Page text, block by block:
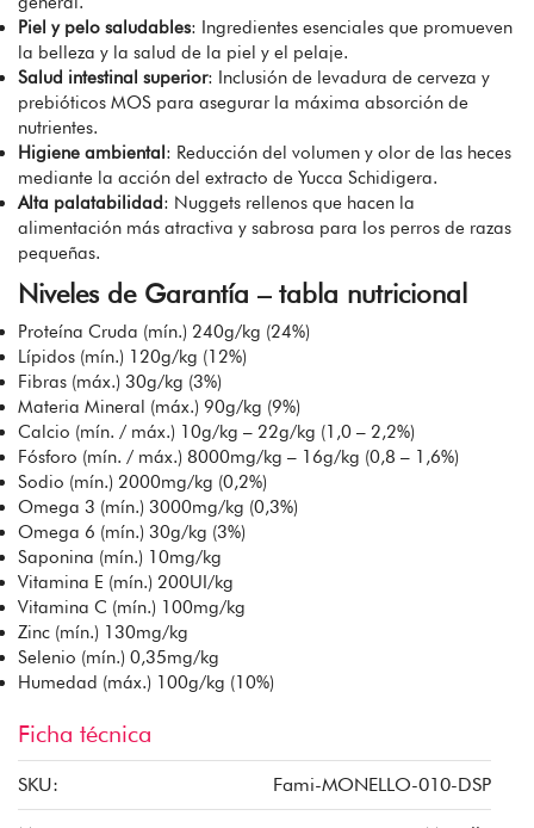
Piel y pelo saludables: Ingredientes esenciales que promueven
la belleza y la salud de la piel y el pelaje.
Salud intestinal superior: Inclusión de levadura de cerveza y
prebióticos MOS para asegurar la máxima absorción de
nutrientes.
Higiene ambiental: Reducción del volumen y olor de las heces
mediante la acción del extracto de Yucca Schidigera.
Alta palatabilidad: Nuggets rellenos que hacen la
alimentación más atractiva y sabrosa para los perros de razas
pequeñas.
Niveles de Garantía – tabla nutricional
Proteína Cruda (mín.) 240g/kg (24%)
Lípidos (mín.) 120g/kg (12%)
Fibras (máx.) 30g/kg (3%)
Materia Mineral (máx.) 90g/kg (9%)
Calcio (mín. / máx.) 10g/kg – 22g/kg (1,0 – 2,2%)
Fósforo (mín. / máx.) 8000mg/kg – 16g/kg (0,8 – 1,6%)
Sodio (mín.) 2000mg/kg (0,2%)
Omega 3 (mín.) 3000mg/kg (0,3%)
Omega 6 (mín.) 30g/kg (3%)
Saponina (mín.) 10mg/kg
Vitamina E (mín.) 200UI/kg
Vitamina C (mín.) 100mg/kg
Zinc (mín.) 130mg/kg
Selenio (mín.) 0,35mg/kg
Humedad (máx.) 100g/kg (10%)
Ficha técnica
SKU: Fami-MONELLO-010-DSP